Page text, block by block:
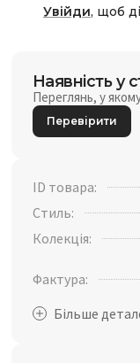
Увійди, щоб
Наявність у
Переглянь, у
Перевірити
ID товара:
Стиль:
Колекція:
Фактура: